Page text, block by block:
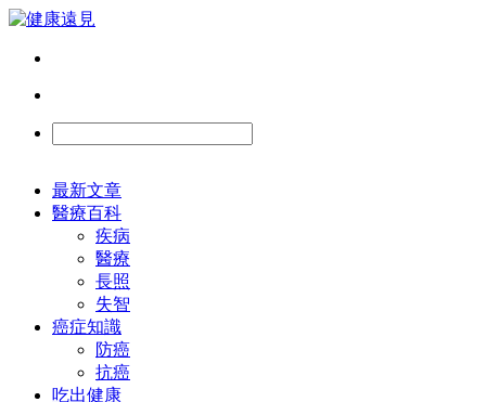
最新文章
醫療百科
疾病
醫療
長照
失智
癌症知識
防癌
抗癌
吃出健康